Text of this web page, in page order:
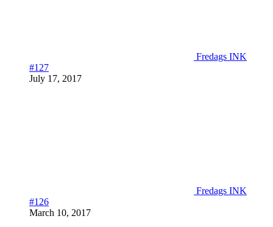
Fredags INK
#127
July 17, 2017
Fredags INK
#126
March 10, 2017